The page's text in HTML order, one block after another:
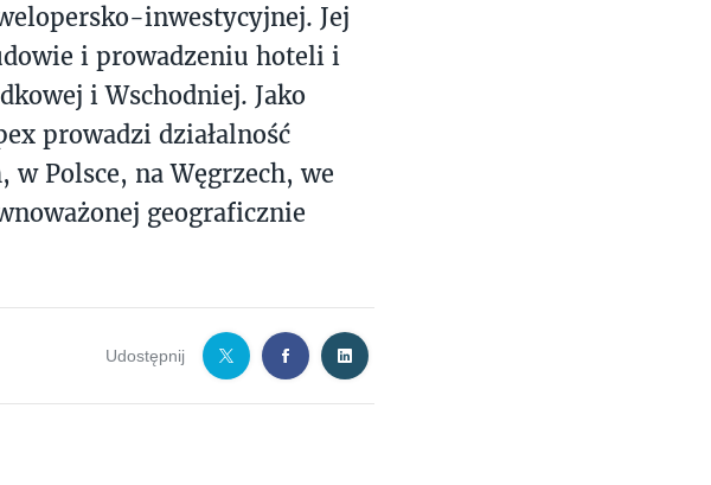
inwestycyjnej. Jej
i prowadzeniu hoteli i
i Wschodniej. Jako
prowadzi działalność
w Polsce, na Węgrzech, we
geograficznie
Udostępnij